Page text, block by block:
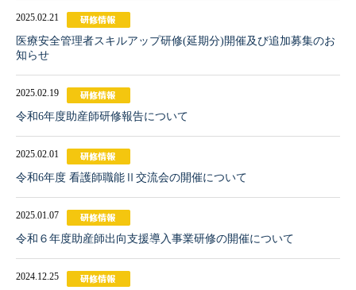
2025.02.21
医療安全管理者スキルアップ研修(延期分)開催及び追加募集のお
知らせ
2025.02.19
令和6年度助産師研修報告について
2025.02.01
令和6年度 看護師職能Ⅱ交流会の開催について
2025.01.07
令和６年度助産師出向支援導入事業研修の開催について
2024.12.25